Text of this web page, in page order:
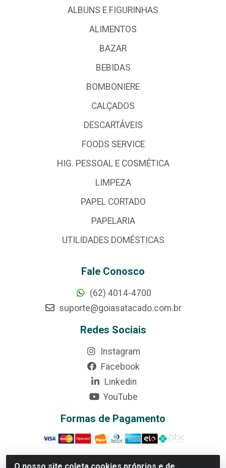
ALBUNS E FIGURINHAS
ALIMENTOS
BAZAR
BEBIDAS
BOMBONIERE
CALÇADOS
DESCARTÁVEIS
FOODS SERVICE
HIG. PESSOAL E COSMÉTICA
LIMPEZA
PAPEL CORTADO
PAPELARIA
UTILIDADES DOMÉSTICAS
Fale Conosco
(62) 4014-4700
suporte@goiasatacado.com.br
Redes Sociais
Instagram
Facebook
Linkedin
YouTube
Formas de Pagamento